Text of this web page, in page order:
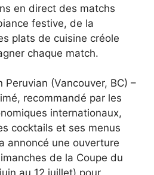
en direct des matchs
festive, de la
plats de cuisine créole
chaque match.
Peruvian (Vancouver, BC) –
recommandé par les
internationaux,
cocktails et ses menus
annoncé une ouverture
de la Coupe du
au 12 juillet) pour